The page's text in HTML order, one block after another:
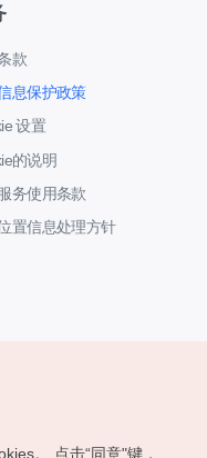
款
息保护政策
设置
的说明
务使用条款
置信息处理方针
。 点击“同意"键，